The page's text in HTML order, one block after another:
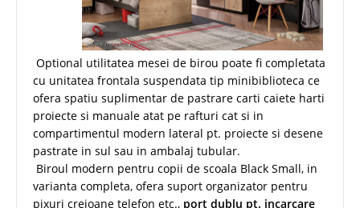
Optional utilitatea mesei de birou poate fi completata
cu unitatea frontala suspendata tip minibiblioteca ce
ofera spatiu suplimentar de pastrare carti caiete harti
proiecte si manuale atat pe rafturi cat si in
compartimentul modern lateral pt. proiecte si desene
pastrate in sul sau in ambalaj tubular.
Biroul modern pentru copii de scoala Black Small, in
varianta completa, ofera suport organizator pentru
pixuri creioane telefon etc., port dublu pt. incarcare